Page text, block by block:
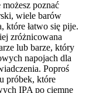
poznać
wiele barów
które łatwo się pije.
zróżnicowana
lub barze, który
napojach dla
Poproś
próbek, które
IPA po ciemne